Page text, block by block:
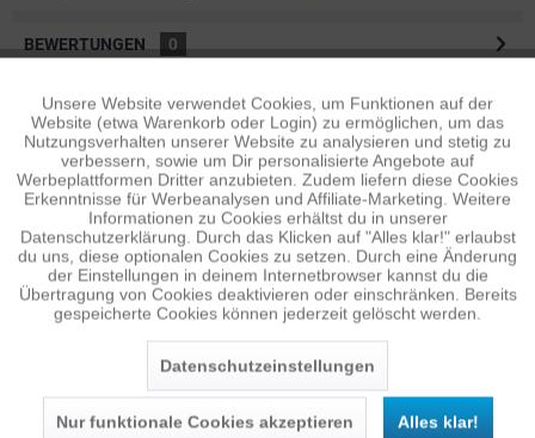
BEWERTUNGEN
0
ÄHNLICHE ARTIKEL
Diese Artikel sind dem Produkt ähnlich ...mehr
Persönliche Empfehlungen
Funktionale Aktiv
Tracking Inaktiv
Personalisierung Inaktiv
Service Inaktiv
Unsere Website verwendet Cookies, um Funktionen auf der
Website (etwa Warenkorb oder Login) zu ermöglichen, um das
Nutzungsverhalten unserer Website zu analysieren und stetig zu
verbessern, sowie um Dir personalisierte Angebote auf
Werbeplattformen Dritter anzubieten. Zudem liefern diese Cookies
Erkenntnisse für Werbeanalysen und Affiliate-Marketing. Weitere
Informationen zu Cookies erhältst du in unserer
Datenschutzerklärung. Durch das Klicken auf "Alles klar!" erlaubst
du uns, diese optionalen Cookies zu setzen. Durch eine Änderung
der Einstellungen in deinem Internetbrowser kannst du die
Übertragung von Cookies deaktivieren oder einschränken. Bereits
gespeicherte Cookies können jederzeit gelöscht werden.
Datenschutzeinstellungen
Nur funktionale Cookies akzeptieren Alles klar!